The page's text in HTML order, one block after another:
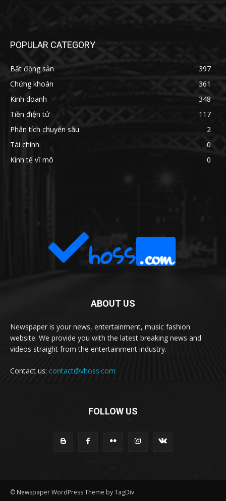
POPULAR CATEGORY
Bất động sản
397
Chứng khoán
361
Kinh doanh
348
Tiền điện tử
117
Phân tích chuyên sâu
2
Tài chính
0
Kinh tế vĩ mô
0
ABOUT US
Newspaper is your news, entertainment, music fashion
website. We provide you with the latest breaking news and
videos straight from the entertainment industry.
Contact us: contact@vhoss.com
FOLLOW US
© Newspaper WordPress Theme by TagDiv